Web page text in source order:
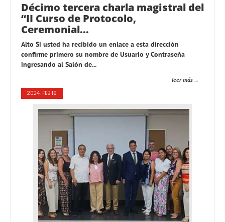
Décimo tercera charla magistral del
“II Curso de Protocolo,
Ceremonial...
Alto Si usted ha recibido un enlace a esta dirección
confirme primero su nombre de Usuario y Contraseña
ingresando al Salón de...
leer más
2024, FEB 19